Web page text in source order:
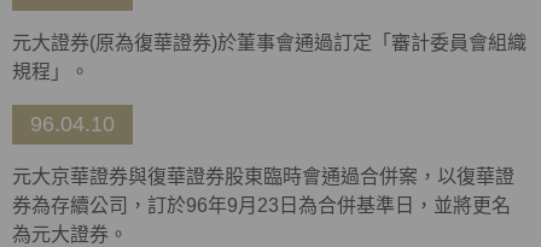
元大證券(原為復華證券)於董事會通過訂定「審計委員會組織
規程」。
96.04.10
元大京華證券與復華證券股東臨時會通過合併案，以復華證
券為存續公司，訂於96年9月23日為合併基準日，並將更名
為元大證券。